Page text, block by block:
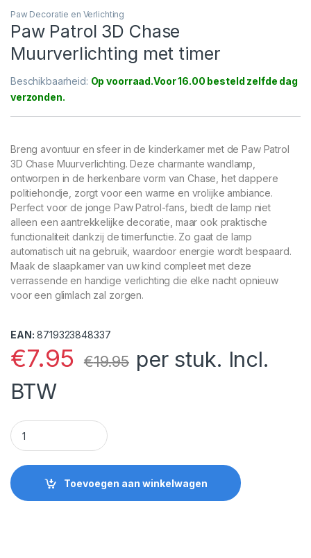
Paw Decoratie en Verlichting
Paw Patrol 3D Chase
Muurverlichting met timer
Beschikbaarheid: Op voorraad
Breng avontuur en sfeer in de kinderkamer met de Paw Patrol
3D Chase Muurverlichting. Deze charmante wandlamp,
ontworpen in de herkenbare vorm van Chase, het dappere
politiehondje, zorgt voor een warme en vrolijke ambiance.
Perfect voor de jonge Paw Patrol-fans, biedt de lamp niet
alleen een aantrekkelijke decoratie, maar ook praktische
functionaliteit dankzij de timerfunctie. Zo gaat de lamp
automatisch uit na gebruik, waardoor energie wordt bespaard.
Maak de slaapkamer van uw kind compleet met deze
verrassende en handige verlichting die elke nacht opnieuw
voor een glimlach zal zorgen.
EAN: 8719323848337
€7.95 €19.95 per stuk. Incl.
BTW
Paw Patrol 3D Chase Muurverlichting met timer quantity
Toevoegen aan winkelwagen